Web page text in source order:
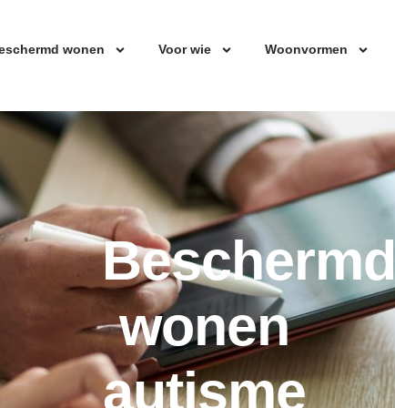
wonen Voor wie Woonvormen
Beschermd
wonen
autisme